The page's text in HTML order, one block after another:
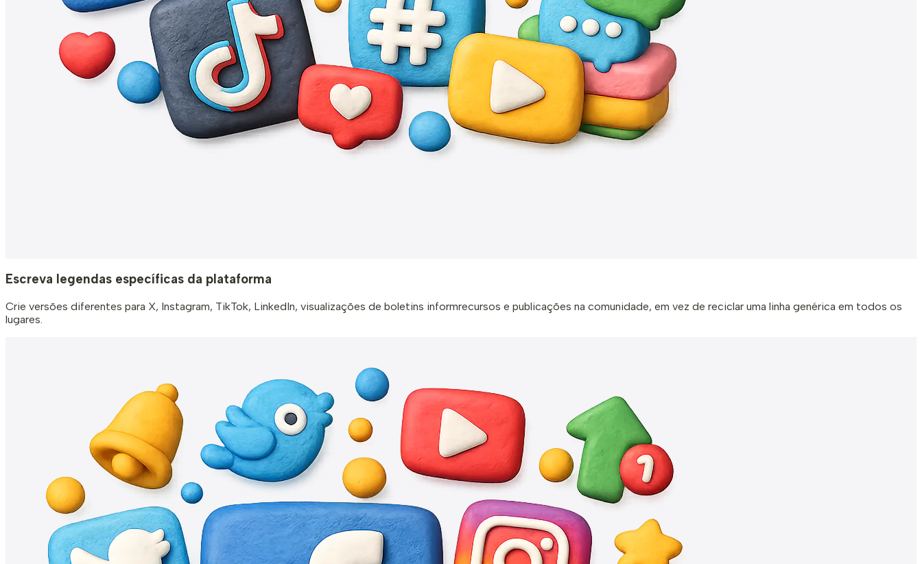
Escreva legendas específicas da plataforma
Crie versões diferentes para X, Instagram, TikTok, LinkedIn, visualizações de boletins informrecursos e publicações na comunidade, em vez de reciclar uma linha genérica em todos os
lugares.